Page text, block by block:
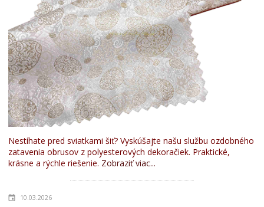
Nestíhate pred sviatkami šiť? Vyskúšajte našu službu ozdobného
zatavenia obrusov z polyesterových dekoračiek. Praktické,
krásne a rýchle riešenie. Zobraziť viac...
10.03.2026